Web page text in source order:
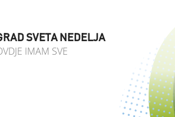
SVETA NEDELJA
IMAM SVE